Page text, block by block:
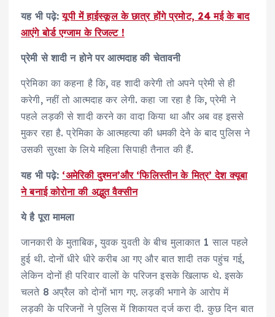
यह भी पढ़े:यूपी में हाईस्कूल के छात्र होंगे प्रमोट, 24 मई के बाद
आएंगे बोर्ड एग्जाम के रिजल्ट !
प्रेमी से शादी न होने पर आत्मदाह की चेतावनी
प्रेमिका का कहना है कि, वह शादी करेगी तो अपने प्रेमी से ही
करेगी, नहीं तो आत्मदाह कर लेगी. कहा जा रहा है कि, प्रेमी ने
पहले लड़की से शादी करने का वादा किया था और अब वह इससे
मुकर रहा है. प्रेमिका के आत्महत्या की धमकी देने के बाद पुलिस ने
उसकी सुरक्षा के लिये महिला सिपाही तैनात की हैं.
यह भी पढ़े: ‘अमेरिकी दुश्मन’और ‘फिलिस्तीन के मित्र’ देश क्यूबा
ने बनाई कोरोना की अद्भुत वैक्सीन
ये है पूरा मामला
जानकारी के मुताबिक, युवक युवती के बीच मुलाकात 1 साल पहले
हुई थी. दोनों धीरे धीरे करीब आ गए और बात शादी तक पहुंच गई,
लेकिन दोनों ही परिवार वालों के परिजन इसके खिलाफ थे. इसके
चलते 8 अप्रैल को दोनों भाग गए. लड़की भगाने के आरोप में
लड़की के परिजनों ने पुलिस में शिकायत दर्ज करा दी. कुछ दिन बात